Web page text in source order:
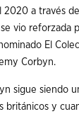
2020 a través
vio reforzada
El
Corbyn.
sigue siendo
británicos y